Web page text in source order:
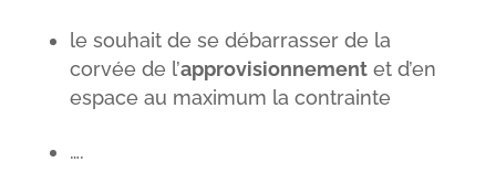
le souhait de se débarrasser de la
corvée de l’approvisionnementet d’en
espace au maximum la contrainte
….